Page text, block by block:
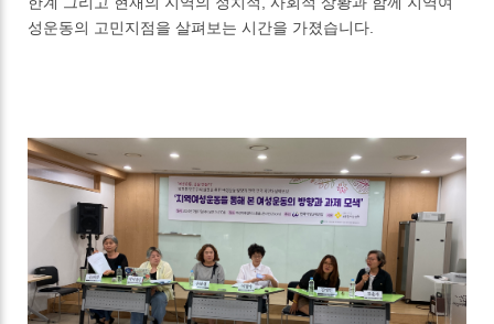
성운동의 고민지점을 살펴보는 시간을 가졌습니다.